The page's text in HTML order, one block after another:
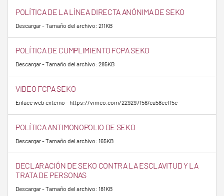
POLÍTICA DE LA LÍNEA DIRECTA ANÓNIMA DE SEKO
Descargar - Tamaño del archivo: 211KB
POLÍTICA DE CUMPLIMIENTO FCPA SEKO
Descargar - Tamaño del archivo: 285KB
VIDEO FCPA SEKO
Enlace web externo - https://vimeo.com/229297156/ca58eef15c
POLÍTICA ANTIMONOPOLIO DE SEKO
Descargar - Tamaño del archivo: 165KB
DECLARACIÓN DE SEKO CONTRA LA ESCLAVITUD Y LA
TRATA DE PERSONAS
Descargar - Tamaño del archivo: 181KB